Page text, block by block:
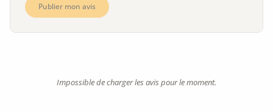
Publier mon avis
Impossible de charger les avis pour le moment.